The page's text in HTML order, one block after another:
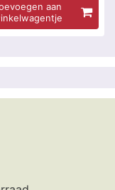
aan